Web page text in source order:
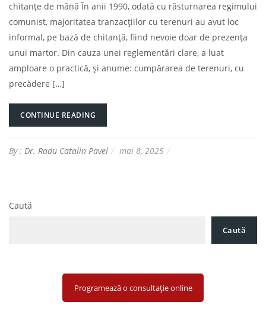
chitanțe de mână În anii 1990, odată cu răsturnarea regimului
comunist, majoritatea tranzacțiilor cu terenuri au avut loc
informal, pe bază de chitanță, fiind nevoie doar de prezența
unui martor. Din cauza unei reglementări clare, a luat
amploare o practică, și anume: cumpărarea de terenuri, cu
precădere […]
CONTINUE READING
By : Dr. Radu Catalin Pavel mai 8, 2025
Caută
Caută
Programează o consultație online